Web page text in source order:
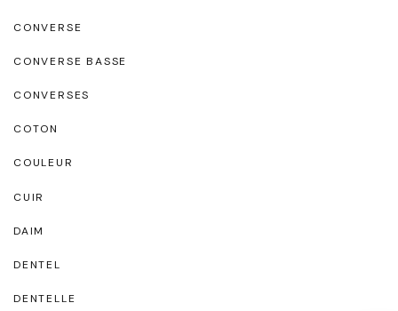
CONVERSE
CONVERSE BASSE
CONVERSES
COTON
COULEUR
CUIR
DAIM
DENTEL
DENTELLE